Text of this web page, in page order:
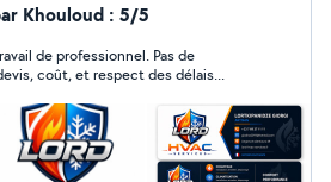
plomberie et climatisation.
: climatisation et
sanitaire
un travail
avec des solutions
Khouloud : 5/5
de professionnel. Pas de
Tout est clair: devis, coût, et respect des délais...